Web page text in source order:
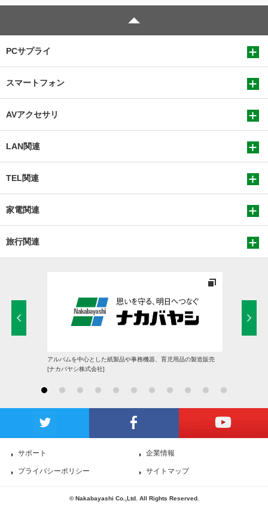
PCサプライ
スマートフォン
AVアクセサリ
LAN関連
TEL関連
家電関連
旅行関連
アルバムを中心とした紙製品や事務機器、育児用品の製造販売
[ナカバヤシ株式会社]
サポート 企業情報
プライバシーポリシー サイトマップ
© Nakabayashi Co.,Ltd. All Rights Reserved.